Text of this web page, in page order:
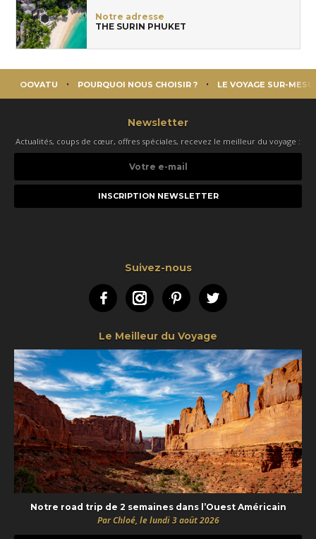
Notre adresse
THE SURIN PHUKET
OOVATU POURQUOI NOUS CHOISIR ? LE VOYAGE SUR-
Newsletter
Actualités, coups de cœur, offres spéciales, recevez le meilleur du voyage :
e-
Suivez-nous
FacebookInstagramPinterestTwitter
Le Meilleur du Voyage
Notre road trip de 2 semaines dans l’Ouest Américain
Par Chloé, le lundi 3 août 2026